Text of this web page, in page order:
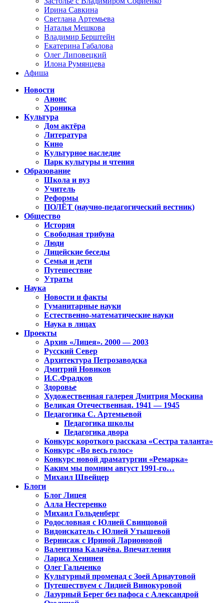
Ирина Савкина
Светлана Артемьева
Наталья Мешкова
Владимир Берштейн
Екатерина Габалова
Олег Липовецкий
Илона Румянцева
Афиша
Новости
Анонс
Хроника
Культура
Дом актёра
Литература
Кино
Культурное наследие
Парк культуры и чтения
Образование
Школа и вуз
Учитель
Реформы
ПОЛЁТ (научно-педагогический вестник)
Общество
История
Свободная трибуна
Люди
Лицейские беседы
Семья и дети
Путешествие
Утраты
Наука
Новости и факты
Гуманитарные науки
Естественно-математические науки
Наука в лицах
Проекты
Архив «Лицея». 2000 — 2003
Русский Север
Архитектура Петрозаводска
Дмитрий Новиков
И.С.Фрадков
Здоровье
Художественная галерея Дмитрия Москина
Великая Отечественная. 1941 — 1945
Педагогика С. Артемьевой
Педагогика школы
Педагогика двора
Конкурс короткого рассказа «Сестра таланта»
Конкурс «Во весь голос»
Конкурс новой драматургии «Ремарка»
Каким мы помним август 1991-го…
Михаил Швейцер
Блоги
Блог Лицея
Алла Нестеренко
Михаил Гольденберг
Родословная с Юлией Свинцовой
Видоискатель с Юлией Утышевой
Вернисаж с Ириной Ларионовой
Валентина Калачёва. Впечатления
Лариса Хенинен
Олег Гальченко
Культурный променад с Зоей Арнаутовой
Путешествуем с Лидией Винокуровой
Лазурный Берег без пафоса с Александрой